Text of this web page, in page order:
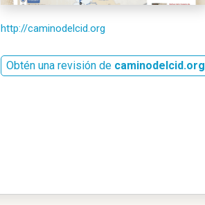
http://caminodelcid.org
Obtén una revisión de caminodelcid.org